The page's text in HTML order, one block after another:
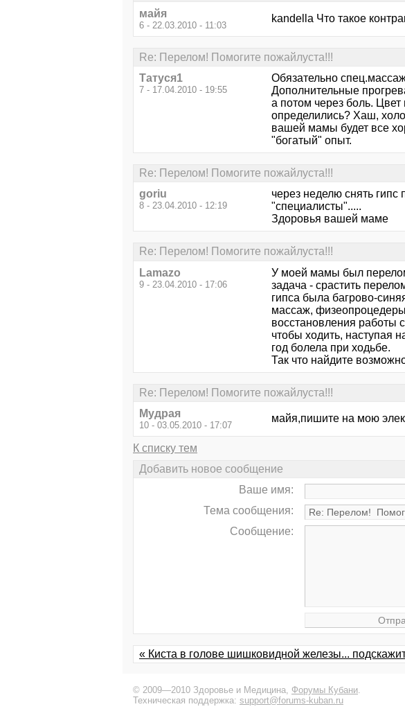
майя
6 - 22.03.2010 - 11:03
kandella Что такое
Re: Перелом! Помогите пожайлуста!!!
Татуся1
7 - 17.04.2010 - 19:55
Обязательно
Дополнительные
а потом через боль.
определились? Хаш,
вашей мамы будет все
"богатый" опыт.
Re: Перелом! Помогите пожайлуста!!!
goriu
8 - 23.04.2010 - 12:19
через неделю снять
"специалисты".....
Здоровья вашей маме
Re: Перелом! Помогите пожайлуста!!!
Lamazo
9 - 23.04.2010 - 17:06
У моей мамы был
задача - срастить
гипса была багрово-
массаж,
восстановления работы
чтобы ходить, наступая
год болела при ходьбе.
Так что найдите
Re: Перелом! Помогите пожайлуста!!!
Мудрая
10 - 03.05.2010 - 17:07
майя,пишите на мою
К списку тем
Добавить новое сообщение
Ваше имя:
Тема сообщения:
Сообщение:
« Киста в голове шишковидной железы...
© 2009—2010 Здоровье и Медицина, Форумы Кубани.
Техническая поддержка: support@forums-kuban.ru